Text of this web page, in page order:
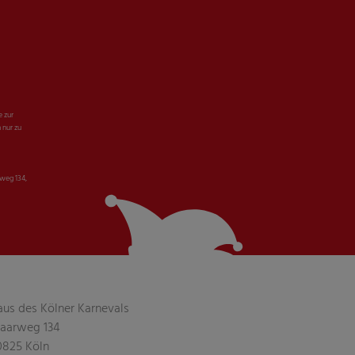
zur
zu
134,
des Kölner Karnevals
134
Köln